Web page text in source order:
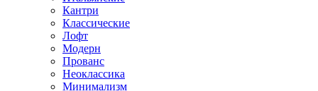
Кантри
Классические
Лофт
Модерн
Прованс
Неоклассика
Минимализм